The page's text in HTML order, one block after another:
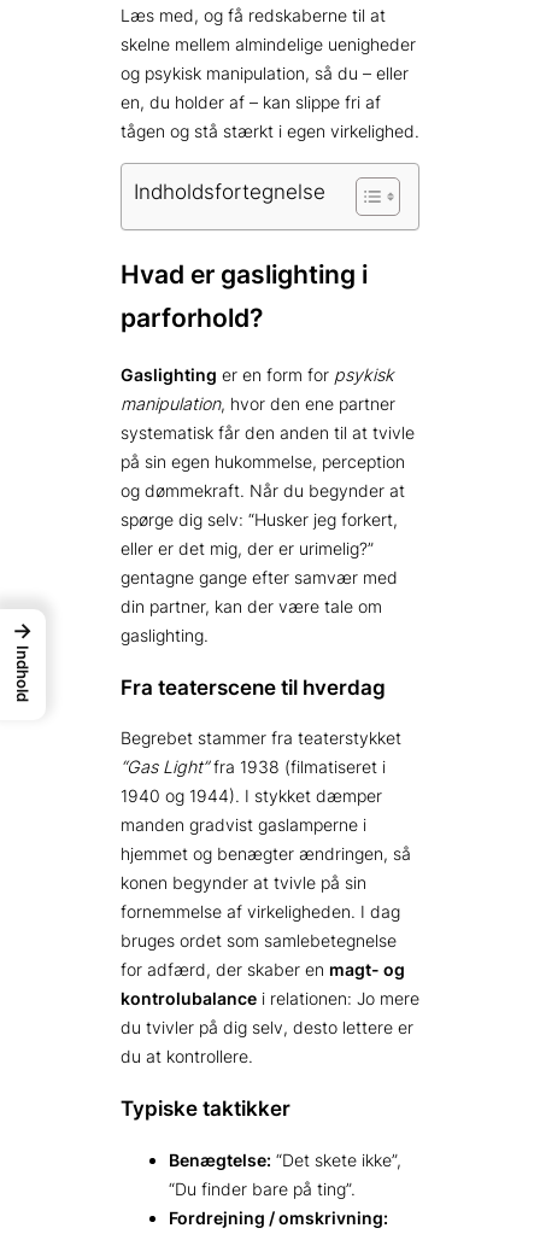
Læs med, og få redskaberne til at
skelne mellem almindelige uenigheder
og psykisk manipulation, så du – eller
en, du holder af – kan slippe fri af
tågen og stå stærkt i egen virkelighed.
Indholdsfortegnelse
Hvad er gaslighting i
parforhold?
Gaslighting er en form for psykisk
manipulation, hvor den ene partner
systematisk får den anden til at tvivle
på sin egen hukommelse, perception
og dømmekraft. Når du begynder at
spørge dig selv: “Husker jeg forkert,
eller er det mig, der er urimelig?”
gentagne gange efter samvær med
din partner, kan der være tale om
gaslighting.
Fra teaterscene til hverdag
Begrebet stammer fra teaterstykket
“Gas Light”fra 1938 (filmatiseret i
1940 og 1944). I stykket dæmper
manden gradvist gaslamperne i
hjemmet og benægter ændringen, så
konen begynder at tvivle på sin
fornemmelse af virkeligheden. I dag
bruges ordet som samlebetegnelse
for adfærd, der skaber en magt- og
kontrol­ubalance i relationen: Jo mere
du tvivler på dig selv, desto lettere er
du at kontrollere.
Typiske taktikker
Benægtelse: “Det skete ikke”,
“Du finder bare på ting”.
Fordrejning / omskrivning:
→
Indhold